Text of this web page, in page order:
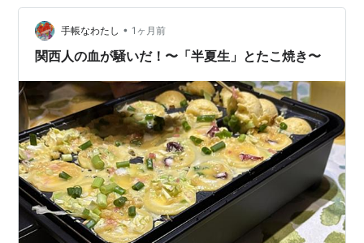
でした。 お寺の裏山、大きな岩の上に並ぶ石仏。 先代の
御住職が、檀家さんから一株のアジサイを譲り受けたの
が、昭和50年代後半。 その後、御住職は裏山の杉山を切
手帳なわたし • 1ヶ月前
関西人の血が騒いだ！〜「半夏生」とたこ焼き〜